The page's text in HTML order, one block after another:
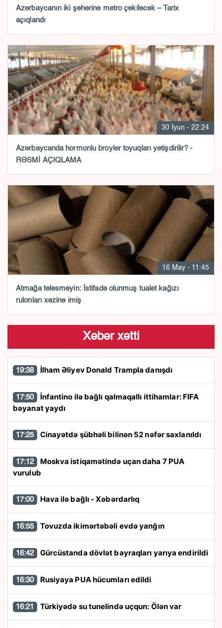
Azərbaycanın iki şəhərinə metro çəkiləcək – Tarix
açıqlandı
30 İyun - 22:24
Azərbaycanda hormonlu broyler toyuqları yetişdirilir? -
RƏSMİ AÇIQLAMA
16 May - 11:45
Atmağa tələsməyin: İstifadə olunmuş tualet kağızı
rulonları xəzinə imiş
Xəbər xətti
19:38 İlham Əliyev Donald Trampla danışdı
17:50
bəyanat yaydı
17:25 Cinayətdə şübhəli bilinən 52 nəfər saxlanıldı
17:12
vurulub
17:00 Hava ilə bağlı - Xəbərdarlıq
16:55 Tovuzda ikimərtəbəli evdə yanğın
16:42 Gürcüstanda dövlət bayraqları yarıya endirildi
16:30 Rusiyaya PUA hücumları edildi
16:21 Türkiyədə su tunelində uçqun: Ölən var